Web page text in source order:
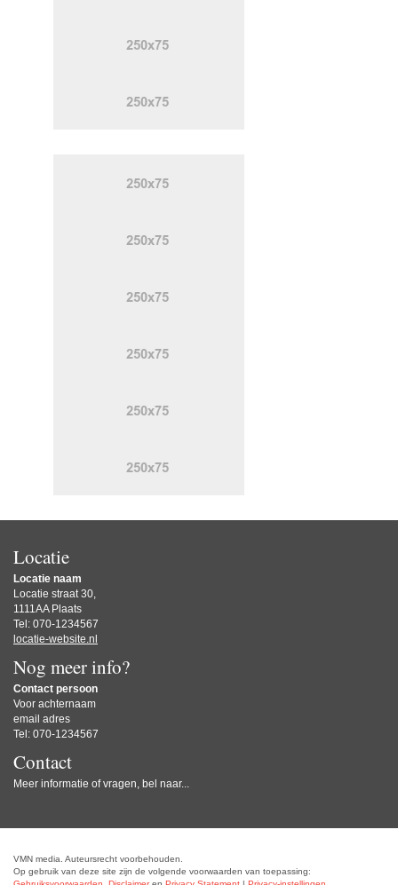
Locatie
Locatie naam
Locatie straat 30,
1111AA Plaats
Tel: 070-1234567
locatie-website.nl
Nog meer info?
Contact persoon
Voor achternaam
email adres
Tel: 070-1234567
Contact
Meer informatie of vragen, bel naar...
VMN media. Auteursrecht voorbehouden.
Op gebruik van deze site zijn de volgende voorwaarden van toepassing: